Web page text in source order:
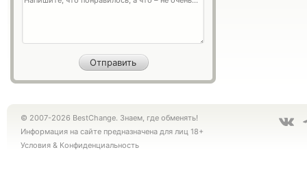
© 2007-2026 BestChange. Знаем, где обменять!
Информация на сайте предназначена для лиц 18+
Условия & Конфиденциальность